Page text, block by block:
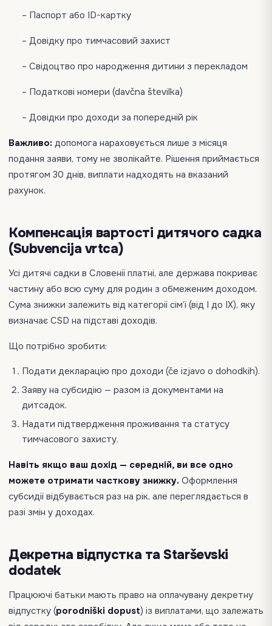
– Паспорт або ID-картку
– Довідку про тимчасовий захист
– Свідоцтво про народження дитини з перекладом
– Податкові номери (davčna številka)
– Довідки про доходи за попередній рік
Важливо: допомога нараховується лише з місяця
подання заяви, тому не зволікайте. Рішення приймається
протягом 30 днів, виплати надходять на вказаний
рахунок.
Компенсація вартості дитячого садка
(Subvencija vrtca)
Усі дитячі садки в Словенії платні, але держава покриває
частину або всю суму для родин з обмеженим доходом.
Сума знижки залежить від категорії сім’ї (від I до IX), яку
визначає CSD на підставі доходів.
Що потрібно зробити:
Подати декларацію про доходи (če izjavo o dohodkih).
Заяву на субсидію — разом із документами на
дитсадок.
Надати підтвердження проживання та статусу
тимчасового захисту.
Навіть якщо ваш дохід — середній, ви все одно
можете отримати часткову знижку. Оформлення
субсидії відбувається раз на рік, але переглядається в
разі змін у доходах.
Декретна відпустка та Starševski
dodatek
Працюючі батьки мають право на оплачувану декретну
відпустку (porodniški dopust) із виплатами, що залежать